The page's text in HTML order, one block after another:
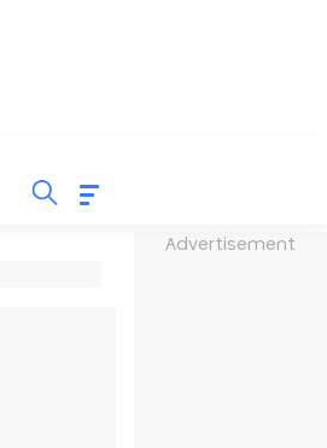
Advertisement
TAUSYIAH